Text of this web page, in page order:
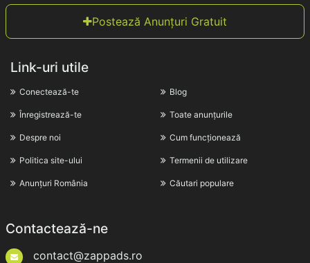
Postează Anunțuri Gratuit
Link-uri utile
Conectează-te
Înregistrează-te
Despre noi
Politica site-ului
Anunțuri România
Blog
Toate anunțurile
Cum funcționează
Termenii de utilizare
Căutari populare
Contactează-ne
contact@zappads.ro